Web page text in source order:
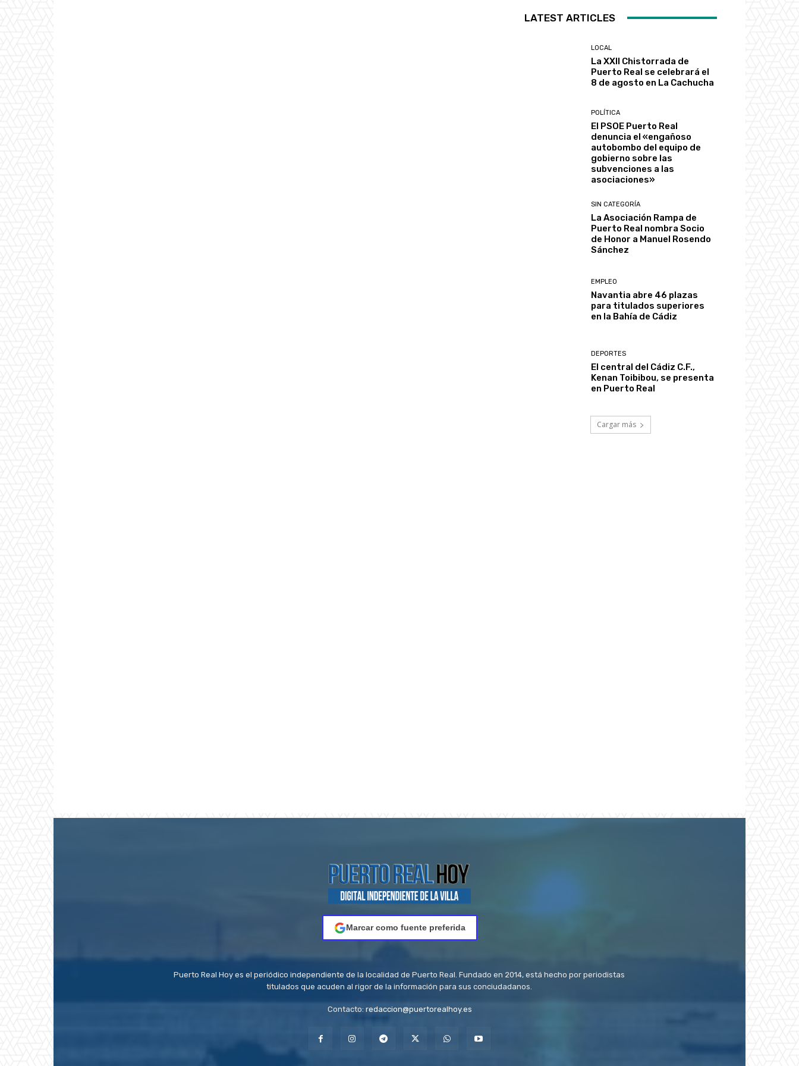
LATEST ARTICLES
LOCAL
La XXII Chistorrada de
Puerto Real se celebrará el
8 de agosto en La Cachucha
POLÍTICA
El PSOE Puerto Real
denuncia el «engañoso
autobombo del equipo de
gobierno sobre las
subvenciones a las
asociaciones»
SIN CATEGORÍA
La Asociación Rampa de
Puerto Real nombra Socio
de Honor a Manuel Rosendo
Sánchez
EMPLEO
Navantia abre 46 plazas
para titulados superiores
en la Bahía de Cádiz
DEPORTES
El central del Cádiz C.F.,
Kenan Toibibou, se presenta
en Puerto Real
Cargar más
Marcar como fuente preferida
Puerto Real Hoy es el periódico independiente de la localidad de Puerto Real. Fundado en 2014, está hecho por periodistas
titulados que acuden al rigor de la información para sus conciudadanos.
Contacto: redaccion@puertorealhoy.es